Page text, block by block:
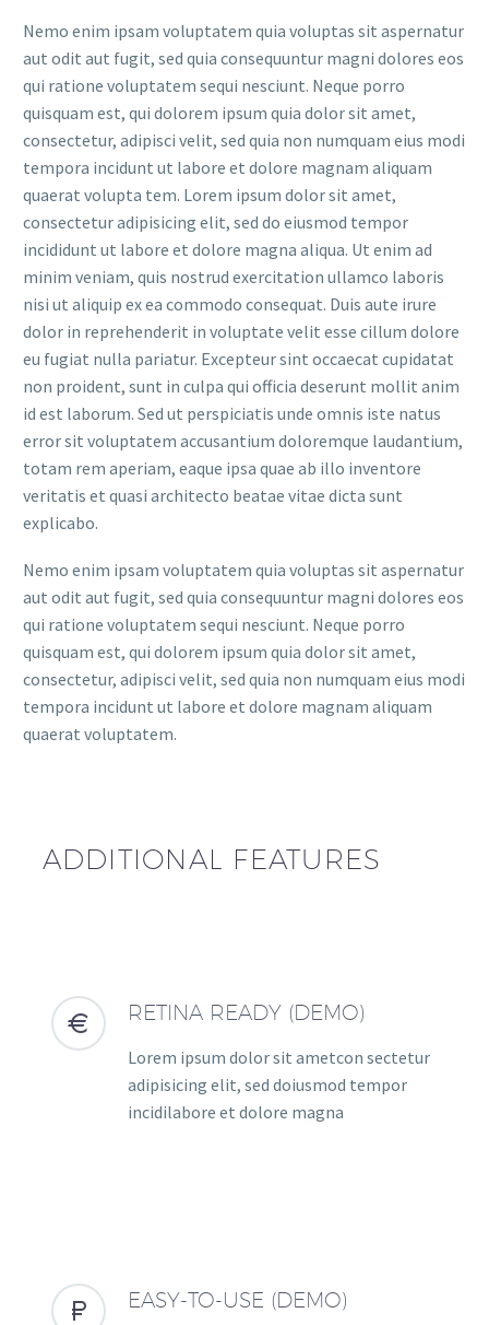
Nemo enim ipsam voluptatem quia voluptas sit aspernatur
aut odit aut fugit, sed quia consequuntur magni dolores eos
qui ratione voluptatem sequi nesciunt. Neque porro
quisquam est, qui dolorem ipsum quia dolor sit amet,
consectetur, adipisci velit, sed quia non numquam eius modi
tempora incidunt ut labore et dolore magnam aliquam
quaerat volupta tem. Lorem ipsum dolor sit amet,
consectetur adipisicing elit, sed do eiusmod tempor
incididunt ut labore et dolore magna aliqua. Ut enim ad
minim veniam, quis nostrud exercitation ullamco laboris
nisi ut aliquip ex ea commodo consequat. Duis aute irure
dolor in reprehenderit in voluptate velit esse cillum dolore
eu fugiat nulla pariatur. Excepteur sint occaecat cupidatat
non proident, sunt in culpa qui officia deserunt mollit anim
id est laborum. Sed ut perspiciatis unde omnis iste natus
error sit voluptatem accusantium doloremque laudantium,
totam rem aperiam, eaque ipsa quae ab illo inventore
veritatis et quasi architecto beatae vitae dicta sunt
explicabo.
Nemo enim ipsam voluptatem quia voluptas sit aspernatur
aut odit aut fugit, sed quia consequuntur magni dolores eos
qui ratione voluptatem sequi nesciunt. Neque porro
quisquam est, qui dolorem ipsum quia dolor sit amet,
consectetur, adipisci velit, sed quia non numquam eius modi
tempora incidunt ut labore et dolore magnam aliquam
quaerat voluptatem.
ADDITIONAL FEATURES

 RETINA READY (DEMO)
Lorem ipsum dolor sit ametcon sectetur
adipisicing elit, sed doiusmod tempor
incidilabore et dolore magna

 EASY-TO-USE (DEMO)